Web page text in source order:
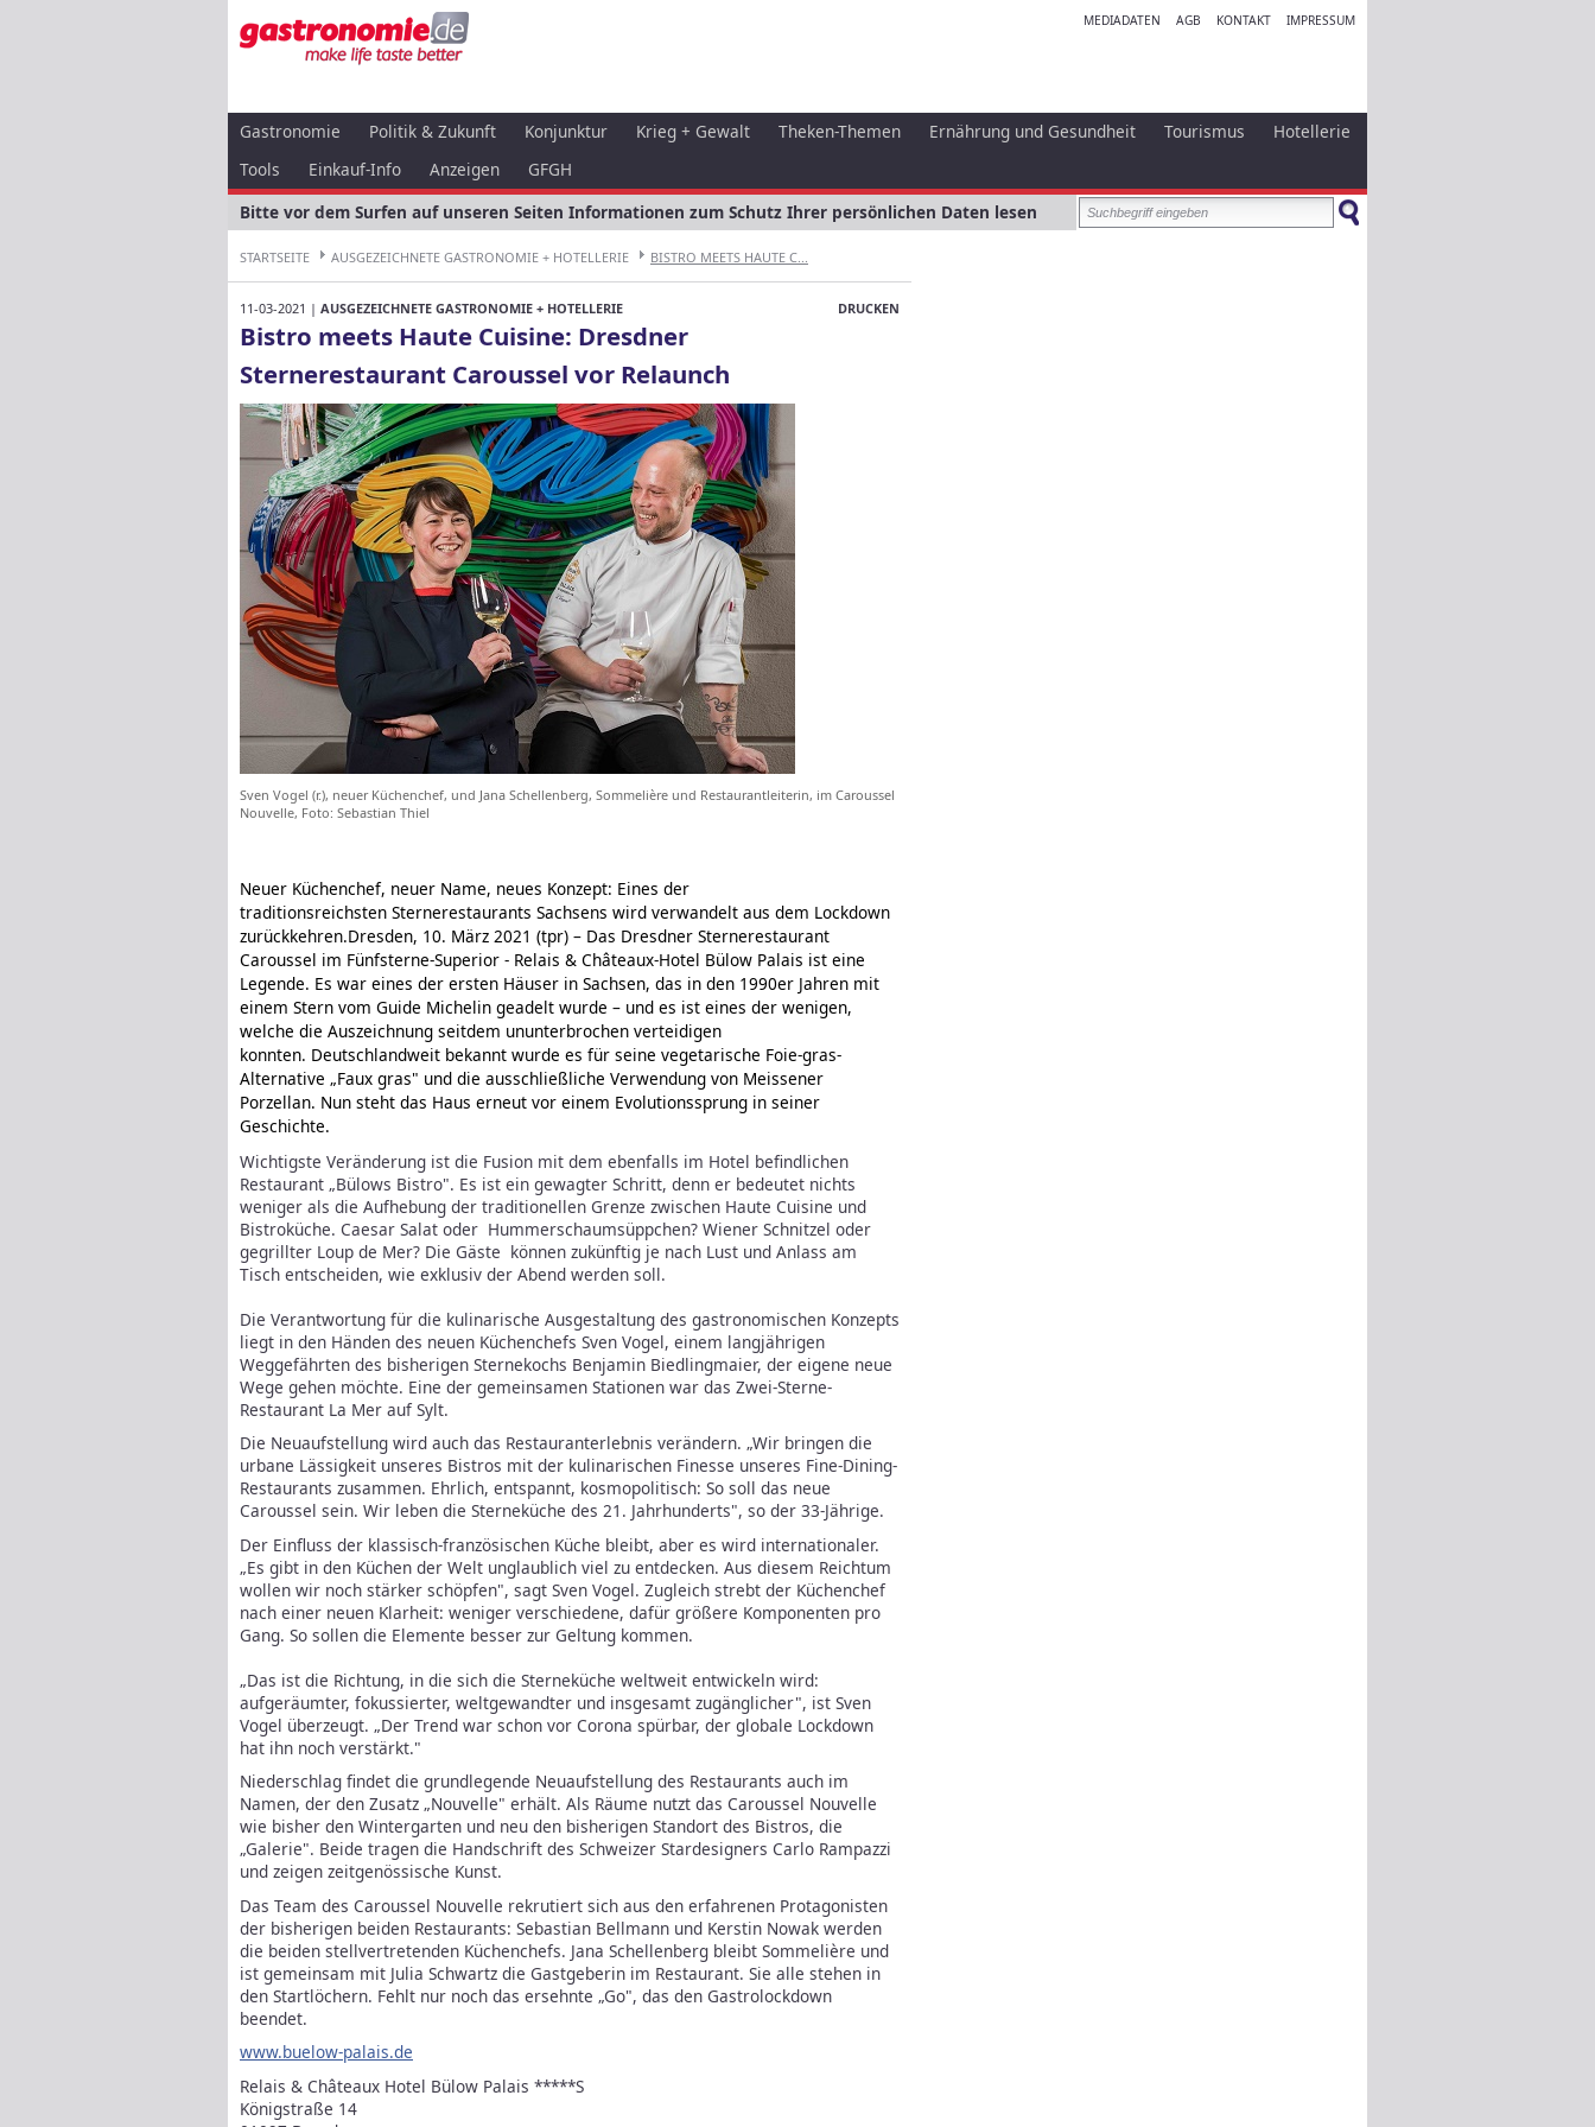
MEDIADATEN AGB KONTAKT IMPRESSUM
Gastronomie Politik & Zukunft Konjunktur Krieg + Gewalt Theken-Themen Ernährung und Gesundheit Tourismus
Hotellerie
Tools
Einkauf-Info Anzeigen
GFGH
Bitte vor dem Surfen auf unseren Seiten Informationen zum Schutz Ihrer persönlichen Daten lesen
STARTSEITE AUSGEZEICHNETE GASTRONOMIE + HOTELLERIE BISTRO MEETS HAUTE C...
DRUCKEN
11-03-2021 | AUSGEZEICHNETE GASTRONOMIE + HOTELLERIE
Bistro meets Haute Cuisine: Dresdner
Sternerestaurant Caroussel vor Relaunch
Sven Vogel (r.), neuer Küchenchef, und Jana Schellenberg, Sommelière und Restaurantleiterin, im Caroussel
Nouvelle, Foto: Sebastian Thiel
Neuer Küchenchef, neuer Name, neues Konzept: Eines der
traditionsreichsten Sternerestaurants Sachsens wird verwandelt aus dem Lockdown
zurückkehren.Dresden, 10. März 2021 (tpr) – Das Dresdner Sternerestaurant
Caroussel im Fünfsterne-Superior - Relais & Châteaux-Hotel Bülow Palais ist eine
Legende. Es war eines der ersten Häuser in Sachsen, das in den 1990er Jahren mit
einem Stern vom Guide Michelin geadelt wurde – und es ist eines der wenigen,
welche die Auszeichnung seitdem ununterbrochen verteidigen
konnten. Deutschlandweit bekannt wurde es für seine vegetarische Foie-gras-
Alternative „Faux gras" und die ausschließliche Verwendung von Meissener
Porzellan. Nun steht das Haus erneut vor einem Evolutionssprung in seiner
Geschichte.
Wichtigste Veränderung ist die Fusion mit dem ebenfalls im Hotel befindlichen
Restaurant „Bülows Bistro". Es ist ein gewagter Schritt, denn er bedeutet nichts
weniger als die Aufhebung der traditionellen Grenze zwischen Haute Cuisine und
Bistroküche. Caesar Salat oder Hummerschaumsüppchen? Wiener Schnitzel oder
gegrillter Loup de Mer? Die Gäste können zukünftig je nach Lust und Anlass am
Tisch entscheiden, wie exklusiv der Abend werden soll.
Die Verantwortung für die kulinarische Ausgestaltung des gastronomischen Konzepts
liegt in den Händen des neuen Küchenchefs Sven Vogel, einem langjährigen
Weggefährten des bisherigen Sternekochs Benjamin Biedlingmaier, der eigene neue
Wege gehen möchte. Eine der gemeinsamen Stationen war das Zwei-Sterne-
Restaurant La Mer auf Sylt.
Die Neuaufstellung wird auch das Restauranterlebnis verändern. „Wir bringen die
urbane Lässigkeit unseres Bistros mit der kulinarischen Finesse unseres Fine-Dining-
Restaurants zusammen. Ehrlich, entspannt, kosmopolitisch: So soll das neue
Caroussel sein. Wir leben die Sterneküche des 21. Jahrhunderts", so der 33-Jährige.
Der Einfluss der klassisch-französischen Küche bleibt, aber es wird internationaler.
„Es gibt in den Küchen der Welt unglaublich viel zu entdecken. Aus diesem Reichtum
wollen wir noch stärker schöpfen", sagt Sven Vogel. Zugleich strebt der Küchenchef
nach einer neuen Klarheit: weniger verschiedene, dafür größere Komponenten pro
Gang. So sollen die Elemente besser zur Geltung kommen.
„Das ist die Richtung, in die sich die Sterneküche weltweit entwickeln wird:
aufgeräumter, fokussierter, weltgewandter und insgesamt zugänglicher", ist Sven
Vogel überzeugt. „Der Trend war schon vor Corona spürbar, der globale Lockdown
hat ihn noch verstärkt."
Niederschlag findet die grundlegende Neuaufstellung des Restaurants auch im
Namen, der den Zusatz „Nouvelle" erhält. Als Räume nutzt das Caroussel Nouvelle
wie bisher den Wintergarten und neu den bisherigen Standort des Bistros, die
„Galerie". Beide tragen die Handschrift des Schweizer Stardesigners Carlo Rampazzi
und zeigen zeitgenössische Kunst.
Das Team des Caroussel Nouvelle rekrutiert sich aus den erfahrenen Protagonisten
der bisherigen beiden Restaurants: Sebastian Bellmann und Kerstin Nowak werden
die beiden stellvertretenden Küchenchefs. Jana Schellenberg bleibt Sommelière und
ist gemeinsam mit Julia Schwartz die Gastgeberin im Restaurant. Sie alle stehen in
den Startlöchern. Fehlt nur noch das ersehnte „Go", das den Gastrolockdown
beendet.
www.buelow-palais.de
Relais & Châteaux Hotel Bülow Palais *****S
Königstraße 14